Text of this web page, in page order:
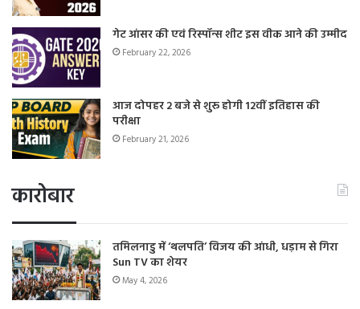
गेट आंसर की एवं रिस्पॉन्स शीट इस वीक आने की उम्मीद
February 22, 2026
आज दोपहर 2 बजे से शुरू होगी 12वीं इतिहास की
परीक्षा
February 21, 2026
कारोबार
तमिलनाडु में ‘थलपति’ विजय की आंधी, धड़ाम से गिरा
Sun TV का शेयर
May 4, 2026